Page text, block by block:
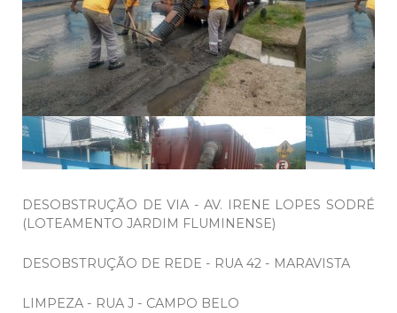
DESOBSTRUÇÃO DE VIA - AV. IRENE LOPES SODRÉ
(LOTEAMENTO JARDIM FLUMINENSE)
DESOBSTRUÇÃO DE REDE - RUA 42 - MARAVISTA
LIMPEZA - RUA J - CAMPO BELO